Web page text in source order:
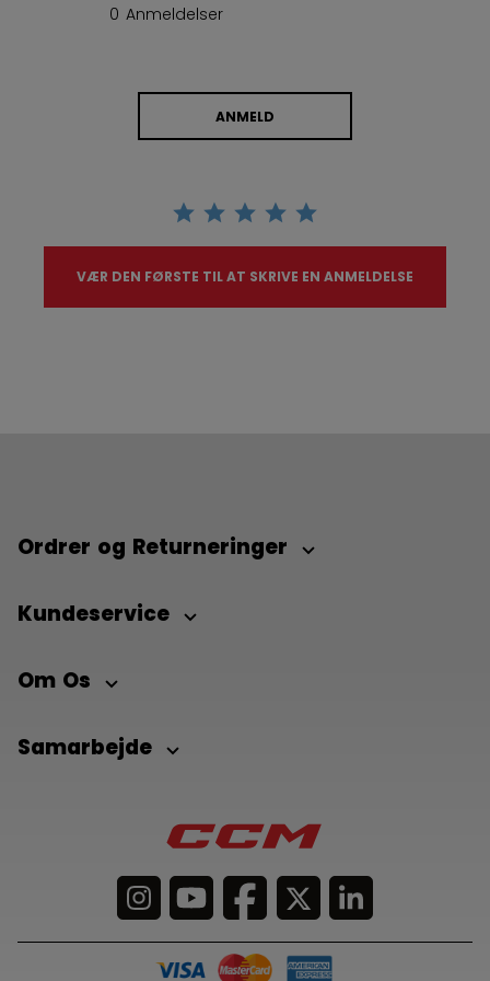
0 Anmeldelser
ANMELD
VÆR DEN FØRSTE TIL AT SKRIVE EN ANMELDELSE
Ordrer og Returneringer
Kundeservice
Om Os
Samarbejde